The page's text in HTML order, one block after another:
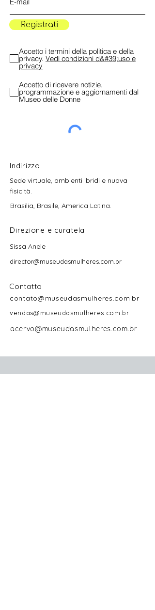
Registrati
Accetto i termini della politica e della
privacy. Vedi condizioni d&#39;uso e
privacy
Accetto di ricevere notizie,
programmazione e aggiornamenti dal
Museo delle Donne
Indirizzo
Sede virtuale, ambienti ibridi e nuova
fisicità.
Brasilia, Brasile, America Latina.
Direzione e curatela
Sissa Anele
director@museudasmulheres.com.br
Contatto
contato@museudasmulheres.com.br
vendas@museudasmulheres.com.br
acervo@museudasmulheres.com.br